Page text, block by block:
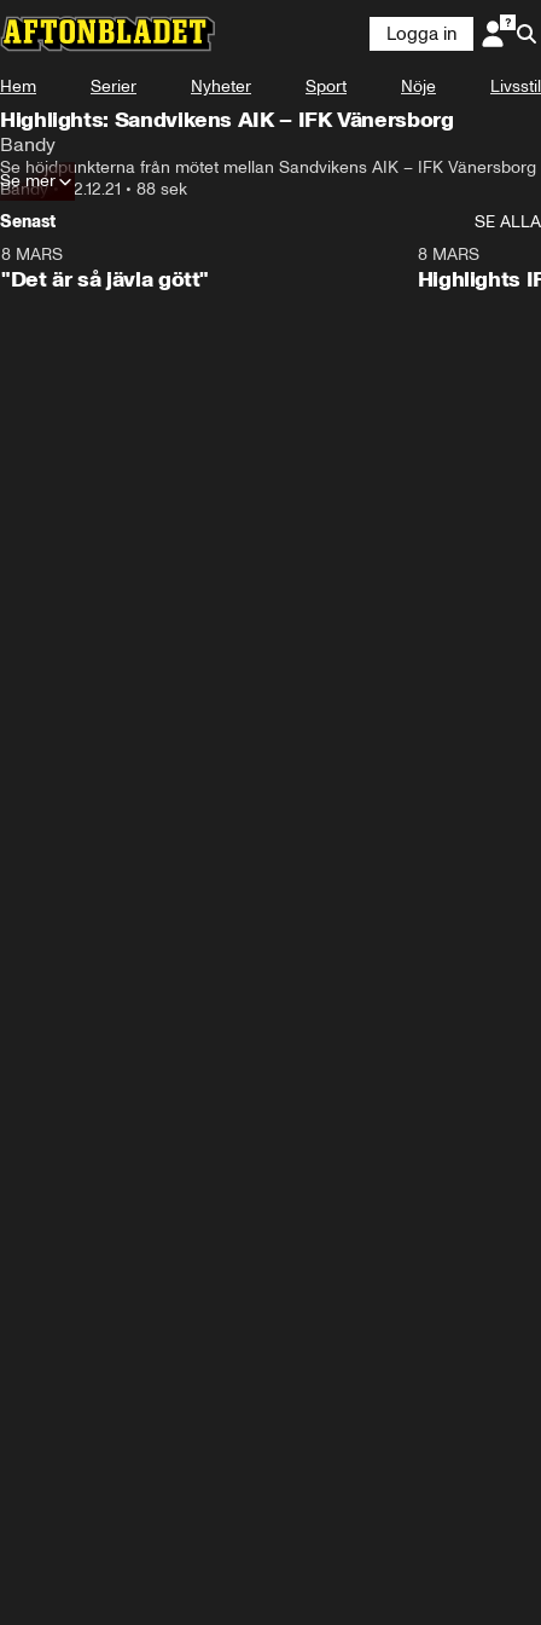
Logga in
Hem Serier Nyheter Sport Nöje Livsstil
Highlights: Sandvikens AIK – IFK Vänersborg
Bandy
Se höjdpunkterna från mötet mellan Sandvikens AIK – IFK Vänersborg
Bandy•22.12.21 • 88 sek
Se mer
Senast
SE ALLA
8 MARS
"Det är så jävla gött"
8 MARS
Highlights